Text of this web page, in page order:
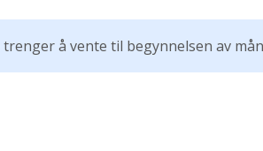
å vente til begynnelsen av